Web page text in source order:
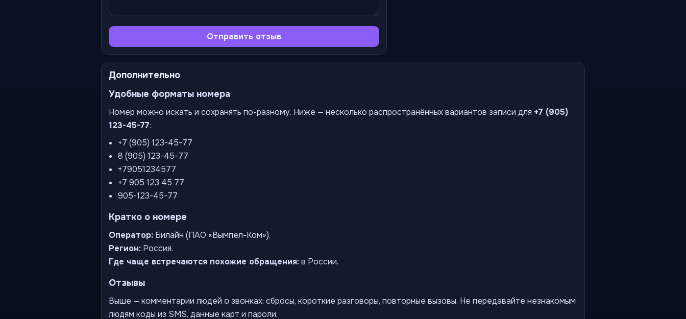
Отправить отзыв
Дополнительно
Удобные форматы номера
Номер можно искать и сохранять по-разному. Ниже — несколько распространённых вариантов записи для +7 (905)
123-45-77:
+7 (905) 123-45-77
8 (905) 123-45-77
+79051234577
+7 905 123 45 77
905-123-45-77
Кратко о номере
Оператор: Билайн (ПАО «Вымпел-Ком»).
Регион: Россия.
Где чаще встречаются похожие обращения:в России.
Отзывы
Выше — комментарии людей о звонках: сбросы, короткие разговоры, повторные вызовы. Не передавайте незнакомым
людям коды из SMS, данные карт и пароли.